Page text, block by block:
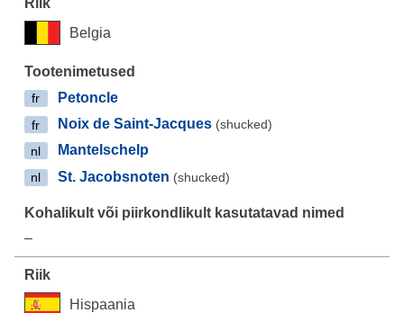
Belgia
fr Petoncle
fr Noix de Saint-Jacques(shucked)
nl
Mantelschelp
nl St. Jacobsnoten (shucked)
–
Hispaania